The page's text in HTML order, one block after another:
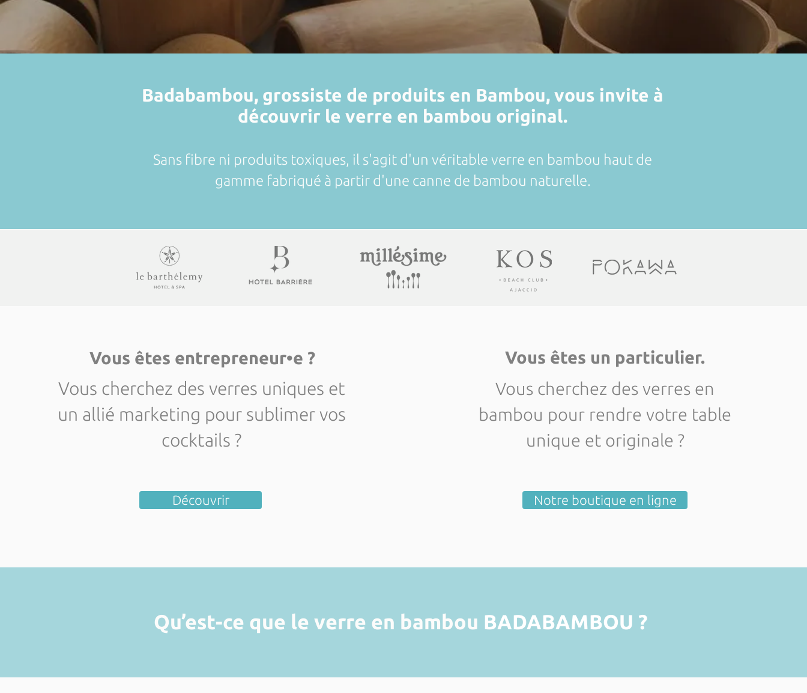
Badabambou, grossiste de produits en Bambou, vous invite à
découvrir le verre en bambou original.
Sans fibre ni produits toxiques, il s'agit d'un véritable verre en bambou haut de
gamme fabriqué à partir d'une canne de bambou naturelle.
Vous êtes entrepreneur•e ?
Vous cherchez des verres uniques et
un allié marketing pour sublimer vos
cocktails ?
Découvrir
Vous êtes un particulier.
Vous cherchez des verres en
bambou pour rendre votre table
unique et originale ?
Notre boutique en ligne
Qu’est-ce que le verre en bambou BADABAMBOU ?